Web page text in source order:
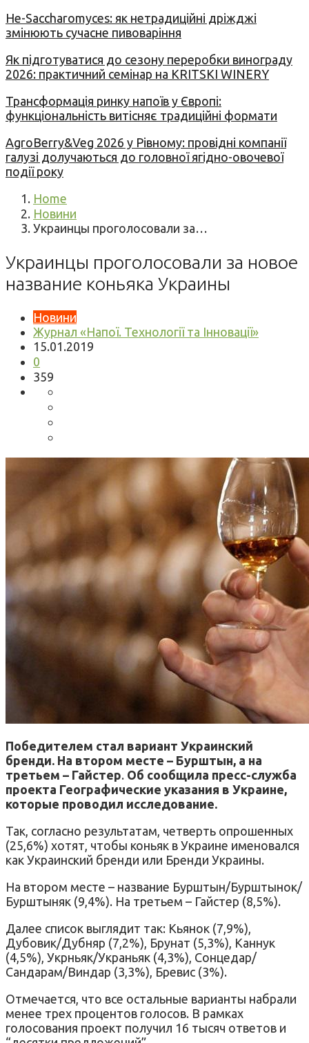
Не-Saccharomyces: як нетрадиційні дріжджі
змінюють сучасне пивоваріння
Як підготуватися до сезону переробки винограду
2026: практичний семінар на KRITSKI WINERY
Трансформація ринку напоїв у Європі:
функціональність витісняє традиційні формати
AgroBerry&Veg 2026 у Рівному: провідні компанії
галузі долучаються до головної ягідно-овочевої
події року
Home
Новини
Украинцы проголосовали за…
Украинцы проголосовали за новое
название коньяка Украины
Новини
Журнал «Напої. Технології та Інновації»
15.01.2019
0
359
Победителем стал вариант Украинский
бренди. На втором месте – Бурштын, а на
третьем – Гайстер. Об сообщила пресс-служба
проекта Географические указания в Украине,
которые проводил исследование.
Так, согласно результатам, четверть опрошенных
(25,6%) хотят, чтобы коньяк в Украине именовался
как Украинский бренди или Бренди Украины.
На втором месте – название Бурштын/Бурштынок/
Бурштыняк (9,4%). На третьем – Гайстер (8,5%).
Далее список выглядит так: Кьянок (7,9%),
Дубовик/Дубняр (7,2%), Брунат (5,3%), Каннук
(4,5%), Укрньяк/Украньяк (4,3%), Сонцедар/
Сандарам/Виндар (3,3%), Бревис (3%).
Отмечается, что все остальные варианты набрали
менее трех процентов голосов. В рамках
голосования проект получил 16 тысяч ответов и